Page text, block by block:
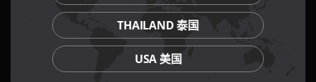
THAILAND 泰国
USA 美国